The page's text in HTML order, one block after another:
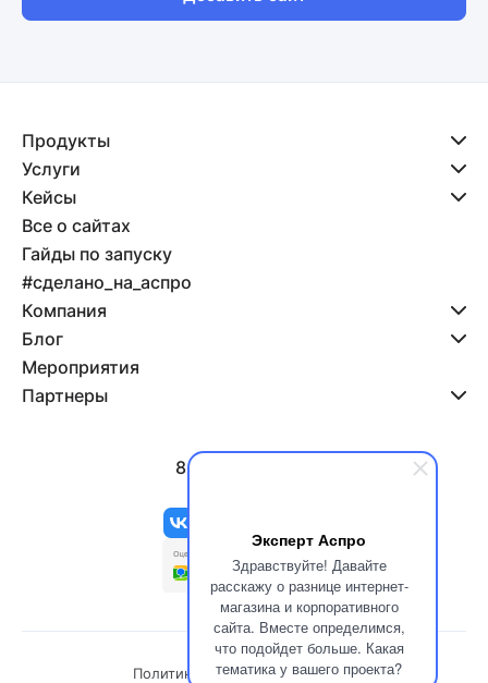
Эксперт Аспро
Здравствуйте! Давайте
расскажу о разнице интернет-
магазина и корпоративного
сайта. Вместе определимся,
что подойдет больше. Какая
тематика у вашего проекта?
Продукты
Услуги
Кейсы
Все о сайтах
Гайды по запуску
#сделано_на_аспро
Компания
Блог
Мероприятия
Партнеры
8 800 500-47-11
Политика конфиденциальности